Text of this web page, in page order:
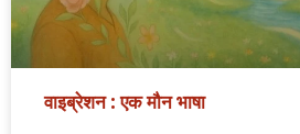
वाइब्रेशन : एक मौन भाषा